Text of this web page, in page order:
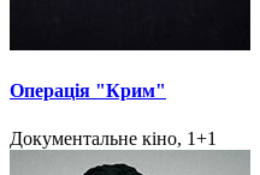
Операція "Крим"
Документальне кіно, 1+1